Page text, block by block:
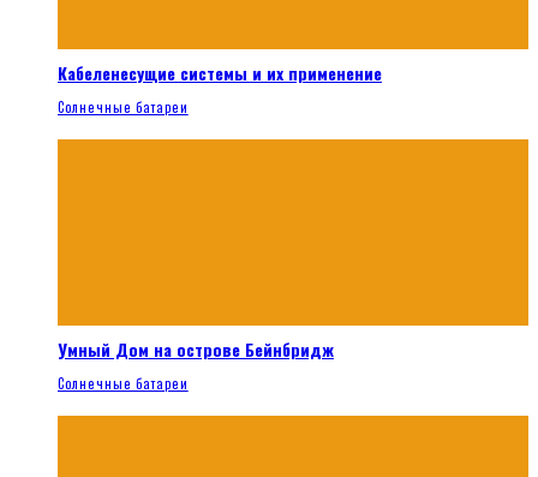
Кабеленесущие системы и их применение
Солнечные батареи
Умный Дом на острове Бейнбридж
Солнечные батареи